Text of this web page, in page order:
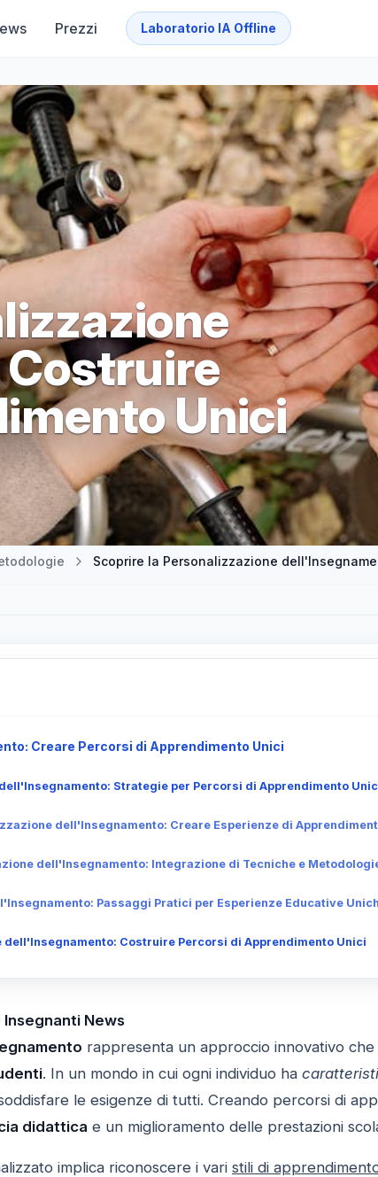
Prezzi Laboratorio IA Offline
Unici
Scoprire la Personalizzazione
Creare Percorsi di Apprendimento Unici
Strategie per Percorsi di Apprendimento
dell'Insegnamento: Creare Esperienze di
dell'Insegnamento: Integrazione di Tecniche e
Passaggi Pratici per Esperienze Educative
dell'Insegnamento: Costruire Percorsi di Apprendimento Unici
News
rappresenta un approccio innovativo
. In un mondo in cui ogni individuo ha
le esigenze di tutti. Creando percorsi di
didattica e un miglioramento delle prestazioni
implica riconoscere i vari stili di